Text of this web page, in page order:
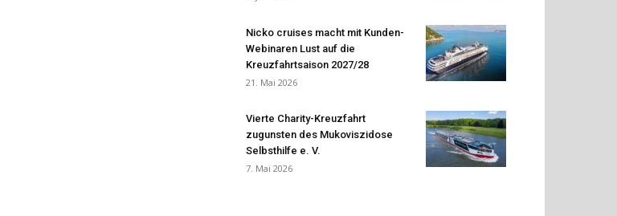
Nicko cruises macht mit Kunden-
Webinaren Lust auf die
Kreuzfahrtsaison 2027/28
21. Mai 2026
Vierte Charity-Kreuzfahrt
zugunsten des Mukoviszidose
Selbsthilfe e. V.
7. Mai 2026